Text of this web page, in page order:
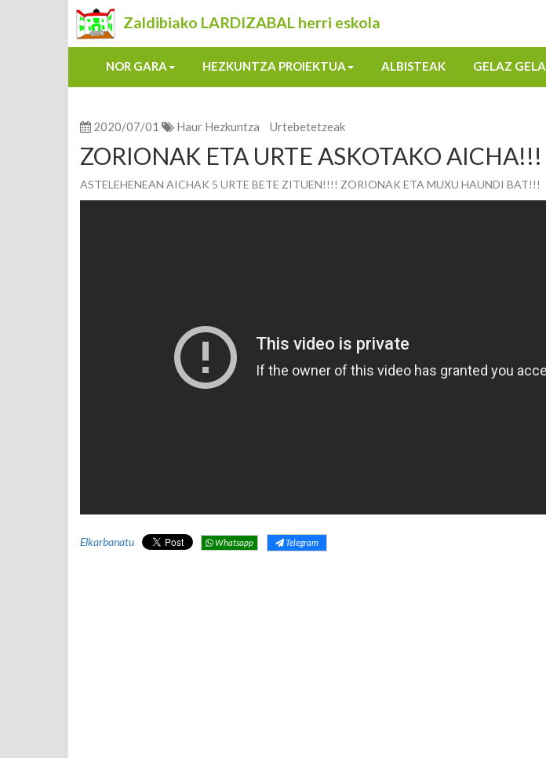
Zaldibiako LARDIZABAL herri eskola
NOR GARA HEZKUNTZA PROIEKTUA ALBISTEAK GELAZ GELA
2020/07/01 Haur Hezkuntza Urtebetetzeak
ZORIONAK ETA URTE ASKOTAKO AICHA!!!
ASTELEHENEAN AICHAK 5 URTE BETE ZITUEN!!!! ZORIONAK ETA MUXU HAUNDI BAT!!!
Elkarbanatu Whatsapp Telegram